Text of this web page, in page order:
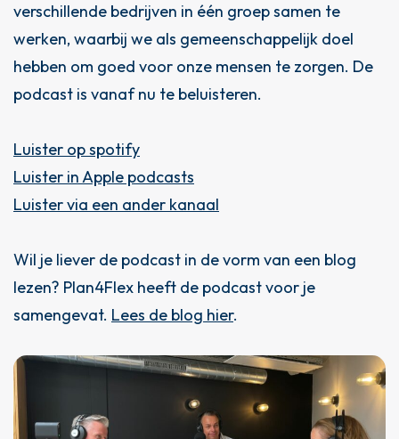
verschillende bedrijven in één groep samen te
werken, waarbij we als gemeenschappelijk doel
hebben om goed voor onze mensen te zorgen. De
podcast is vanaf nu te beluisteren.
Luister op spotify
Luister in Apple podcasts
Luister via een ander kanaal
Wil je liever de podcast in de vorm van een blog
lezen? Plan4Flex heeft de podcast voor je
samengevat. Lees de blog hier.